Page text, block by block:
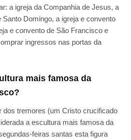
a igreja da Companhia de Jesus, a
Santo Domingo, a igreja e convento
e convento de São Francisco e
ingressos nas portas da
mais famosa da
dos tremores (um Cristo crucificado
a escultura mais famosa da
feiras santas esta figura